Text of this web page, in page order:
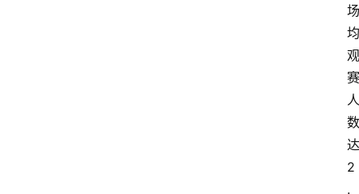
场
均
观
赛
人
数
达
2
.